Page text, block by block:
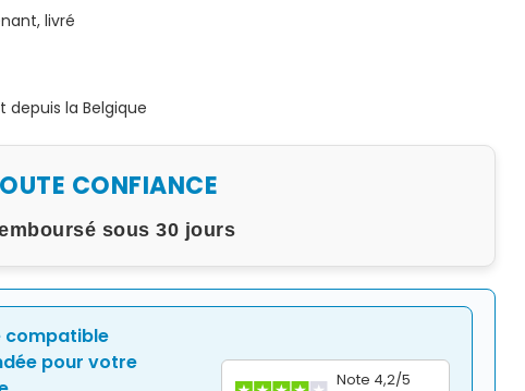
livré
depuis la Belgique
CONFIANCE
sous 30 jours
compatible
pour votre
Note 4,2/5